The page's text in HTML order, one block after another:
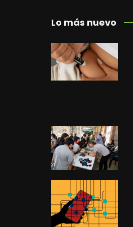
Lo más nuevo